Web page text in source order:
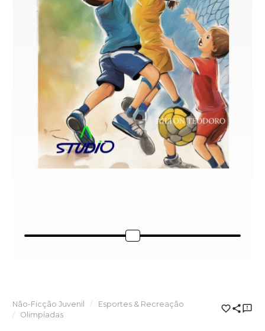
Não-Ficção Juvenil
Esportes & Recreação
Olimpíadas